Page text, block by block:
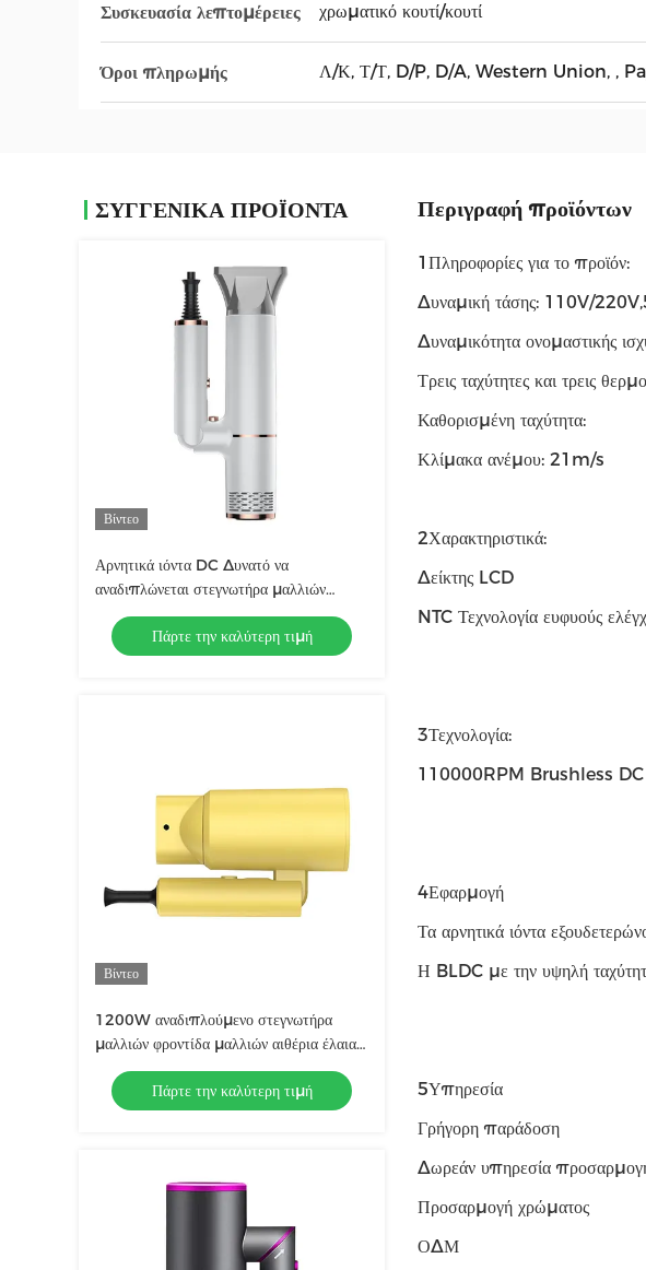
Συσκευασία λεπτομέρειες χρωματικό κουτί/κουτί
Όροι πληρωμής Λ/Κ, Τ/Τ, D/P, D/A, Western Union, ,
ΣΥΓΓΕΝΙΚΆ ΠΡΟΪΌΝΤΑ
Βίντεο
Αρνητικά ιόντα DC Δυνατό να
αναδιπλώνεται στεγνωτήρα μαλλιών
Φορητό οικιακό ταξίδι Φουσκωτό
στεγνωτήρα μαλλιών Καυτό και κρύο αέρα
Πάρτε την καλύτερη τιμή
Βίντεο
1200W αναδιπλούμενο στεγνωτήρα
μαλλιών φροντίδα μαλλιών αιθέρια έλαια
Νέα τεχνολογία με την τεχνολογία
αρνητικών ιόντων
Πάρτε την καλύτερη τιμή
Περιγραφή προϊόντων
1Πληροφορίες για το προϊόν:
Δυναμική τάσης: 110V/
Δυναμικότητα ονομαστικής
Τρεις ταχύτητες και τρεις
Καθορισμένη ταχύτητα:
Κλίμακα ανέμου: 21m/s
2Χαρακτηριστικά:
Δείκτης LCD
NTC Τεχνολογία ευφυούς
3Τεχνολογία:
110000RPM Brushless DC
4Εφαρμογή
Τα αρνητικά ιόντα
Η BLDC με την υψηλή
5Υπηρεσία
Γρήγορη παράδοση
Δωρεάν υπηρεσία
Προσαρμογή χρώματος
ΟΔΜ